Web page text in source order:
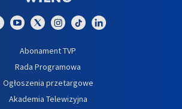
Abonament TVP
Rada Programowa
Ogłoszenia przetargowe
Akademia Telewizyjna